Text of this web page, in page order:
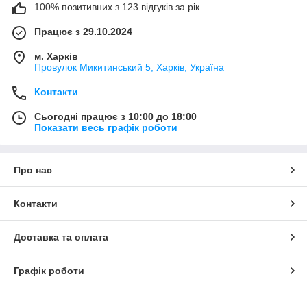
100% позитивних з 123 відгуків за рік
Працює з 29.10.2024
м. Харків
Провулок Микитинський 5, Харків, Україна
Контакти
Сьогодні працює з 10:00 до 18:00
Показати весь графік роботи
Про нас
Контакти
Доставка та оплата
Графік роботи